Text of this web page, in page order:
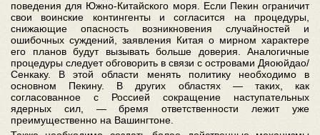
поведения для Южно-Китайского моря. Если Пекин ограничит
свои воинские контингенты и согласится на процедуры,
снижающие опасность возникновения случайностей и
ошибочных суждений, заявления Китая о мирном характере
его планов будут вызывать больше доверия. Аналогичные
процедуры следует обговорить в связи с островами Дяоюйдао/
Сенкаку. В этой области менять политику необходимо в
основном Пекину. В других областях — таких, как
согласованное с Россией сокращение наступательных
ядерных сил, — бремя ответственности лежит уже
преимущественно на Вашингтоне.